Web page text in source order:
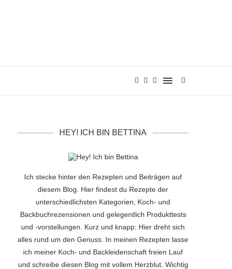
HEY! ICH BIN BETTINA
Ich stecke hinter den Rezepten und Beiträgen auf
diesem Blog. Hier findest du Rezepte der
unterschiedlichsten Kategorien, Koch- und
Backbuchrezensionen und gelegentlich Produkttests
und -vorstellungen. Kurz und knapp: Hier dreht sich
alles rund um den Genuss. In meinen Rezepten lasse
ich meiner Koch- und Backleidenschaft freien Lauf
und schreibe diesen Blog mit vollem Herzblut. Wichtig